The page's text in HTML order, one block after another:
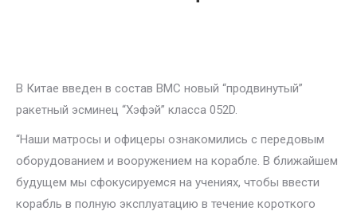
В Китае введен в состав ВМС новый “продвинутый”
ракетный эсминец “Хэфэй” класса 052D.
“Наши матросы и офицеры ознакомились с передовым
оборудованием и вооружением на корабле. В ближайшем
будущем мы сфокусируемся на учениях, чтобы ввести
корабль в полную эксплуатацию в течение короткого